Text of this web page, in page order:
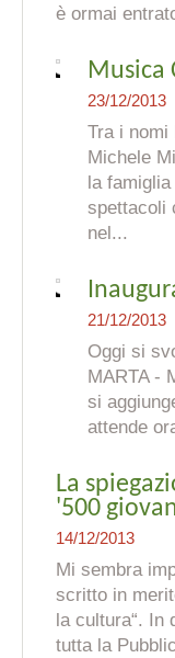
è ormai
Musica
23/12/2013
Tra i nomi
Michele
la
spettacoli
nel...
21/12/2013
Oggi si
MARTA -
si
attende
La
'500
14/12/2013
Mi sembra
scritto in
la cultura“. In
tutta la